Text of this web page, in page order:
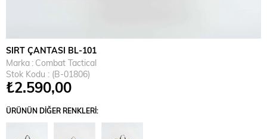
SIRT ÇANTASI BL-101
Marka : Combat Tactical
Stok Kodu
(B-01806)
₺2.590,00
ÜRÜNÜN DIĞER RENKLERI: